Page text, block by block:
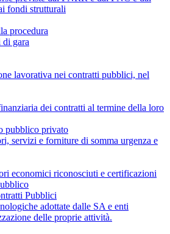
fondi strutturali
procedura
di gara
lavorativa nei contratti pubblici, nel
dei contratti al termine della loro
pubblico privato
servizi e forniture di somma urgenza e
economici riconosciuti e certificazioni
Pubblici
adottate dalle SA e enti
delle proprie attività.